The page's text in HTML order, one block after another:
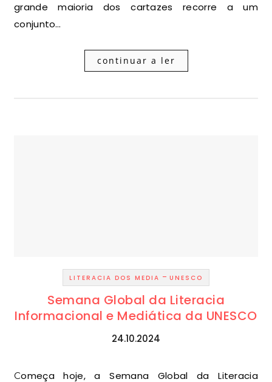
grande maioria dos cartazes recorre a um
conjunto…
continuar a ler
LITERACIA DOS MEDIA - UNESCO
Semana Global da Literacia
Informacional e Mediática da UNESCO
24.10.2024
Começa hoje, a Semana Global da Literacia